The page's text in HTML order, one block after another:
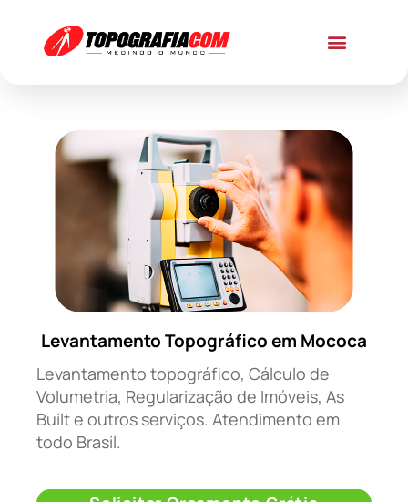
Levantamento Topográfico em Mococa
Levantamento topográfico, Cálculo de
Volumetria, Regularização de Imóveis, As
Built e outros serviços. Atendimento em
todo Brasil.